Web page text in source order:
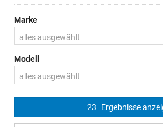
Marke
alles ausgewählt
Modell
alles ausgewählt
23 Ergebnisse